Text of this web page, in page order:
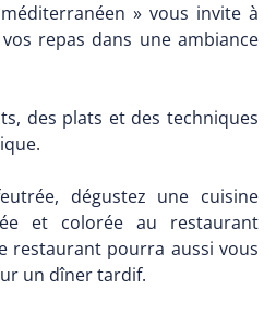
» vous invite à
repas dans une ambiance
des plats et des techniques
dégustez une cuisine
et colorée au restaurant
restaurant pourra aussi vous
un dîner tardif.